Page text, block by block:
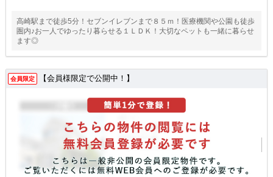
高崎駅まで徒歩5分！セブンイレブンまで８５ｍ！医療機関や公園も徒歩
圏内♪お一人でゆったり暮らせる１ＬＤＫ！大切なペットも一緒に暮らせ
ます◎
会員限定 【会員様限定で公開中！】